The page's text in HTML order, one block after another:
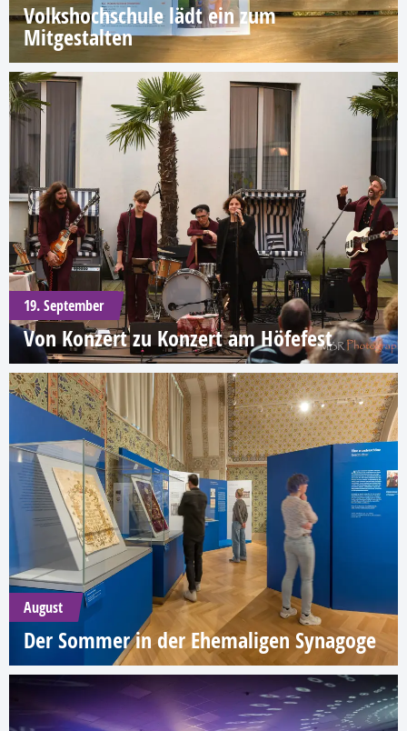
Volkshochschule lädt ein zum
Mitgestalten
19. September
Von Konzert zu Konzert am Höfefest
August
Der Sommer in der Ehemaligen Synagoge